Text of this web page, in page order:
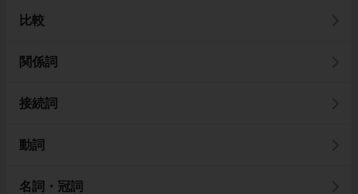
比較
関係詞
接続詞
動詞
名詞・冠詞